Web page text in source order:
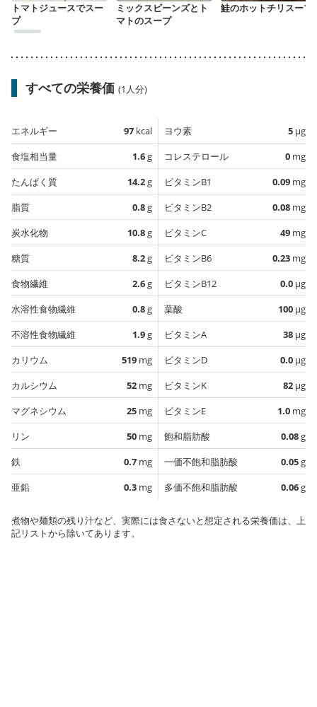
トマトジュースでスー
プ
ミックスビーンズとト
マトのスープ
鮭のホットチリスープ
すべての栄養価 (1人分)
エネルギー 97 kcal
食塩相当量
1.6g
たんぱく質
14.2g
脂質
0.8g
炭水化物
10.8g
糖質
8.2g
食物繊維
2.6g
水溶性食物繊維
0.8g
不溶性食物繊維
1.9g
カリウム
519 mg
カルシウム
52 mg
マグネシウム
25 mg
リン
50 mg
鉄
0.7 mg
亜鉛
0.3 mg
ヨウ素 5 µg
コレステロール
0 mg
ビタミンB1
0.09 mg
ビタミンB2
0.08 mg
ビタミンC
49 mg
ビタミンB6
0.23 mg
ビタミンB12
0.0 µg
葉酸
100 µg
ビタミンA
38 µg
ビタミンD
0.0 µg
ビタミンK
82 µg
ビタミンE
1.0 mg
飽和脂肪酸
0.08g
一価不飽和脂肪酸
0.05g
多価不飽和脂肪酸
0.06g
煮物や麺類の残り汁など、実際には食さないと想定される栄養価は、上
記リストから除いてあります。